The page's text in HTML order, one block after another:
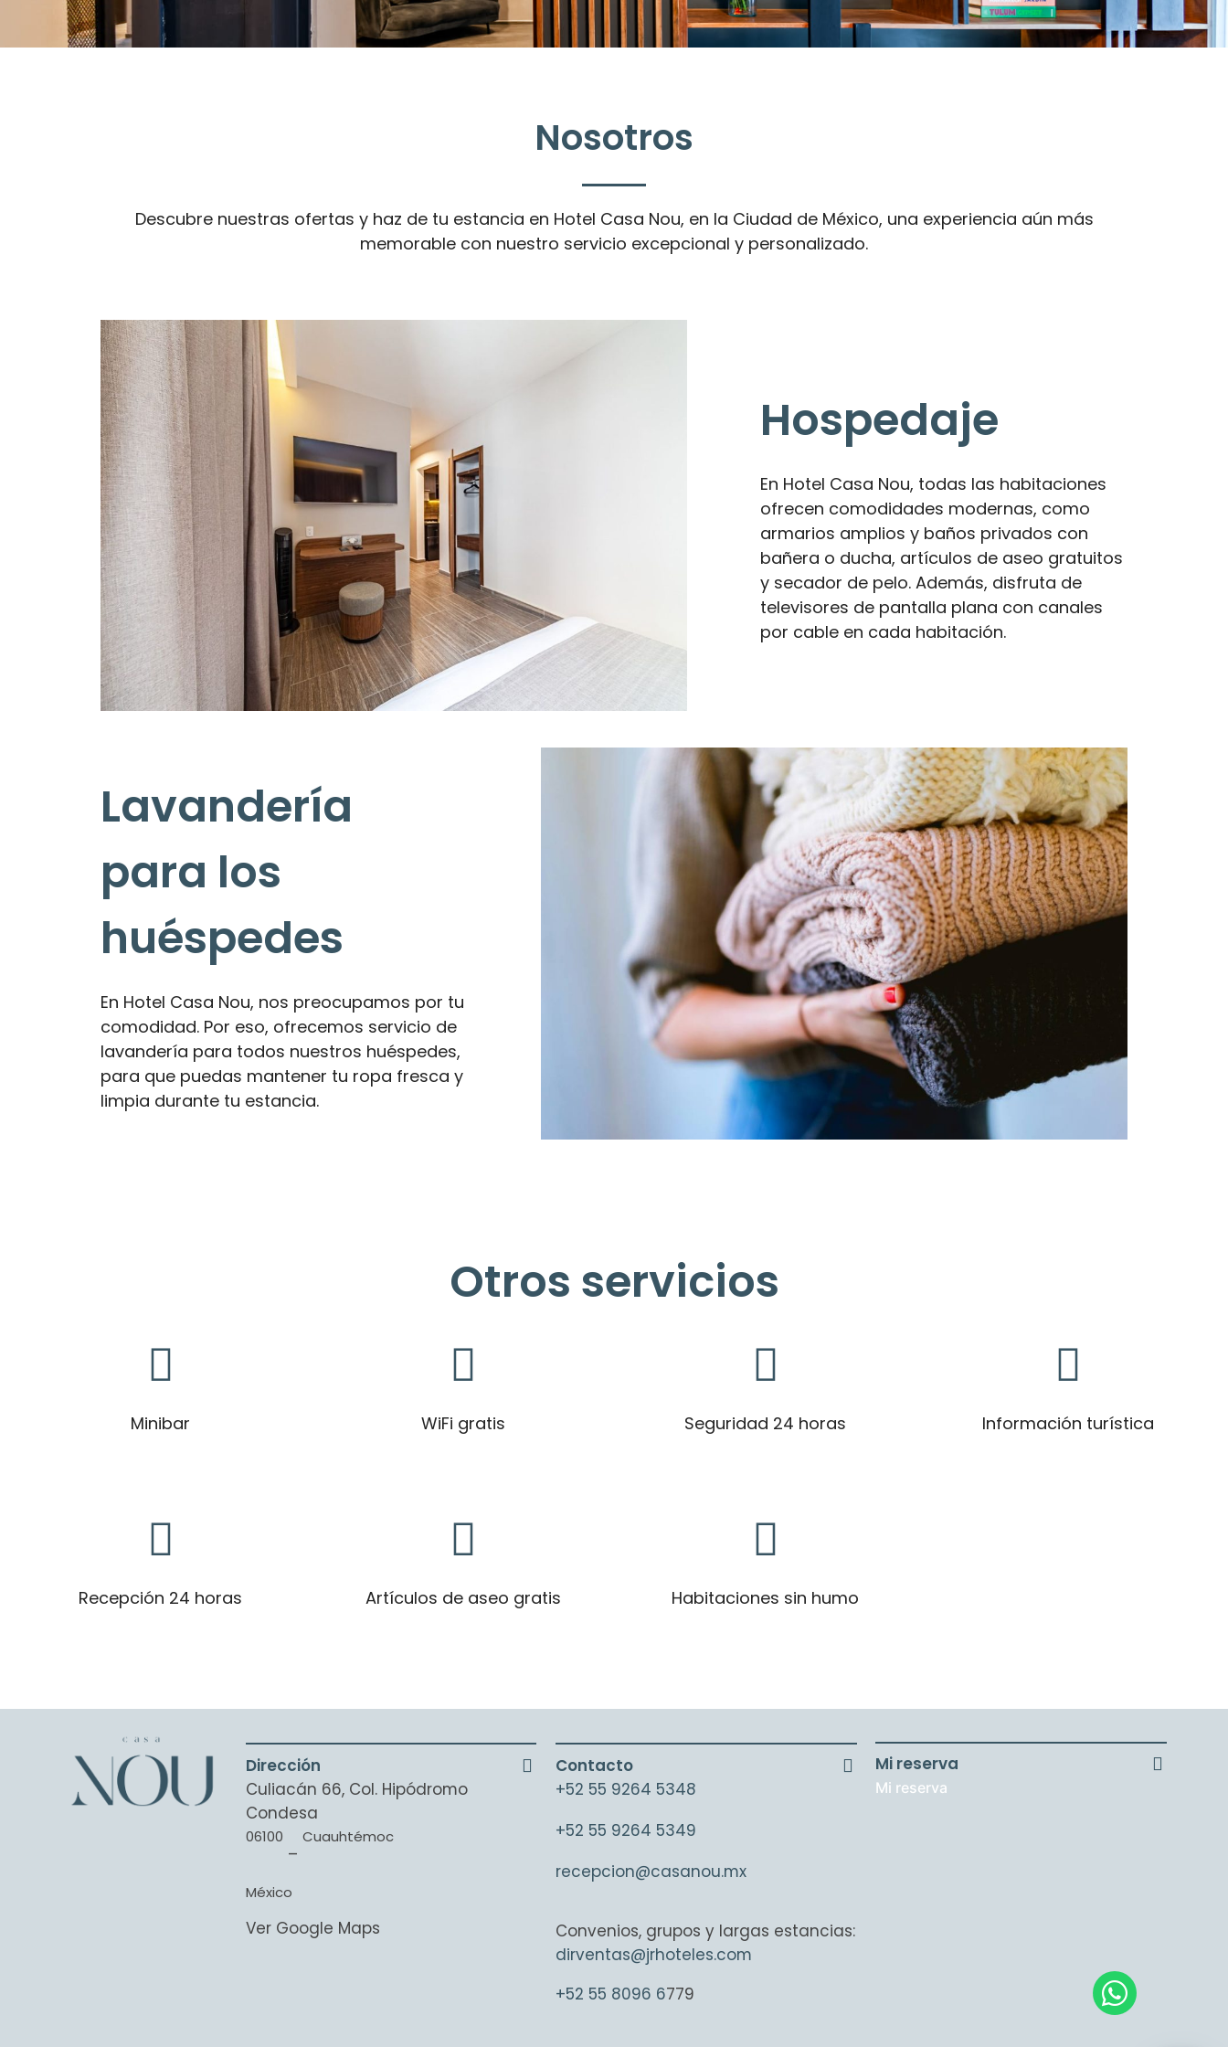
Nosotros
Descubre nuestras ofertas y haz de tu estancia en Hotel Casa Nou, en la Ciudad de México, una experiencia aún más
memorable con nuestro servicio excepcional y personalizado.
Hospedaje
En Hotel Casa Nou, todas las habitaciones
ofrecen comodidades modernas, como
armarios amplios y baños privados con
bañera o ducha, artículos de aseo gratuitos
y secador de pelo. Además, disfruta de
televisores de pantalla plana con canales
por cable en cada habitación.
Lavandería
para los
huéspedes
En Hotel Casa Nou, nos preocupamos por tu
comodidad. Por eso, ofrecemos servicio de
lavandería para todos nuestros huéspedes,
para que puedas mantener tu ropa fresca y
limpia durante tu estancia.
Otros servicios
Minibar WiFi gratis Seguridad 24 horas Información turística
Recepción 24 horas Artículos de aseo gratis Habitaciones sin humo
Dirección
Culiacán 66, Col. Hipódromo
Condesa
06100
–
Cuauhtémoc
México
Ver Google Maps
Contacto
+52 55 9264 5348
+52 55 9264 5349
recepcion@casanou.mx
Convenios, grupos y largas estancias:
dirventas@jrhoteles.com
+52 55 8096 6779
Mi reserva
Mi reserva